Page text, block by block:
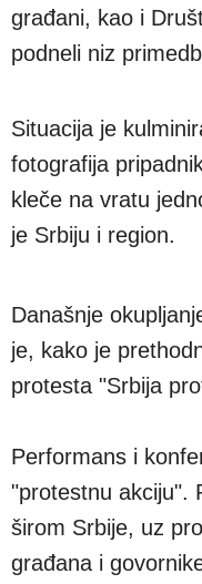
građani, kao i
podneli niz
Situacija je
fotografija
kleče na vratu
je Srbiju i region.
Današnje
je, kako je
protesta "Srbija
Performans i
"protestnu akciju".
širom Srbije, uz
građana i